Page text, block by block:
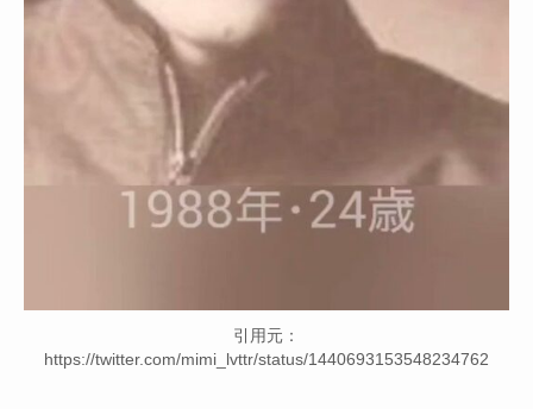
引用元：
https://twitter.com/mimi_lvttr/status/1440693153548234762